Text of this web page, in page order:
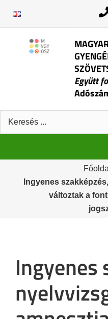
Együtt
Keresés:
Főoldal
Ingyenes
változtak a
Ingyenes